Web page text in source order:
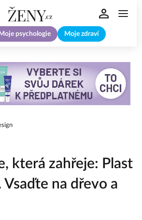
Moje psychologie Moje zdraví
která zahřeje: Plast
na dřevo a